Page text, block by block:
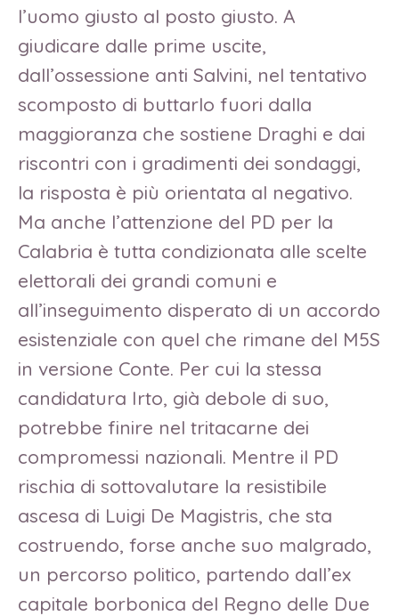
l’uomo giusto al posto giusto. A
giudicare dalle prime uscite,
dall’ossessione anti Salvini, nel tentativo
scomposto di buttarlo fuori dalla
maggioranza che sostiene Draghi e dai
riscontri con i gradimenti dei sondaggi,
la risposta è più orientata al negativo.
Ma anche l’attenzione del PD per la
Calabria è tutta condizionata alle scelte
elettorali dei grandi comuni e
all’inseguimento disperato di un accordo
esistenziale con quel che rimane del M5S
in versione Conte. Per cui la stessa
candidatura Irto, già debole di suo,
potrebbe finire nel tritacarne dei
compromessi nazionali. Mentre il PD
rischia di sottovalutare la resistibile
ascesa di Luigi De Magistris, che sta
costruendo, forse anche suo malgrado,
un percorso politico, partendo dall’ex
capitale borbonica del Regno delle Due